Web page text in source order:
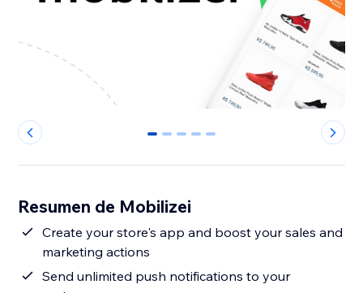
0 1 2 3 4
Resumen de Mobilizei
Create your store's app and boost your sales and
marketing actions
Send unlimited push notifications to your